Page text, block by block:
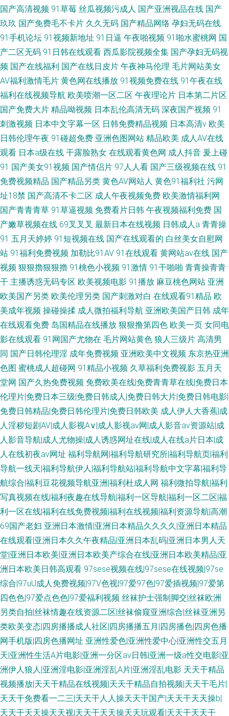
国产高清视频 91草莓 丝瓜视频污成人 国产亚洲视品在线 国产
玖玖 国产免费毛不卡片 久久无码 国产精品网络 孕妇无码在线
91手机论坛 91视频新地址 91日逼 午夜啪视频 91啪水蜜桃网 国
产二区无码 91日韩在线观看 西瓜影院视频全集 国产孕妇无码视
频 国产在线福利 国产在线日皮片 午夜神马伦理 毛片网站美女
AV福利激情毛片 黄色网在线播放 91视频免费在线 91午夜在线
福利在线视频导航 欧美喷潮一区二区 午夜理论片 日本第二片区
国产免费大片 精品呦视频 日本乱伦高清无码 深夜国产视频 91
刺激视频 日本中文字幕一区 日韩免费精品视频 日本高清v 欧美
日韩伦理午夜 91碰超免费 亚洲色图网站 精品欧美 成人AV在线
观看 日本a级在线 干露脸熟女 在线观看黄色网 成人抖音 爰上碰
91 国产美女91视频 国产情侣片 97人人看 国产三级视频在线 91
免费视频精品 国产精品另类 黄色AV网站人 黄色91福利社 污网
址18禁 国产高清不卡二区 成人午夜视频免费 欧美激情福利网
国产青青青草 91草逼视频 免费看片日韩 午夜视频福利免费 国
产嫩草视频在线 69叉叉叉 最新日本在线视频 日韩成人a 青青操
91 五月天婷婷 91短视频在线 国产在线观看的 白丝美女自慰网
站 91福利免费视频 加勒比91AV 91在线观看 黄网站av在线 国产
视频 狠狠擼狠狠擼 91桃色小视频 91激情 91干啪啪 青青操青青
干 主播诱惑无码专区 欧美视频电影 91播放 麻豆桃色网站 亚洲
欧美国产另类 欧美伦理另类 国产刺激对白 在线观看91精品 欧
美成年视频 操碰操揉 成人微拍福利导航 亚洲欧美国产日韩 成年
在线观看免费 岛国精品在线播放 狠狠撸第四色 欧美一页 女同电
影在线观看 91网国产尤物在 毛片网站黄色 狼人三级片 高清男
同 国产日韩伦理淫 成年免费视频 亚洲欧美中文视频 东京热亚洲
色图 蜜桃成人超碰网 91精品小视频 久草福利免费视影 五月天
堂网 国产久热免费视频 免费欧美在线|免费青青草在线|免费日本
伦理片|免费日本三级|免费日韩成人|免费日韩大片|免费日韩电影|
免费日韩精品|免费日韩伦理片|免费日韩欧美 成人伊人大香蕉|成
人淫秽短剧AV|成人影视A∨|成人影视av网|成人影音av资源站|成
人影音导航|成人尤物操|成人诱惑网址在线|成人在线a片日本|成
人在线初夜av网址 福利导航网|福利导航研究所|福利导航页|福利
导航一线天|福利导航伊人|福利导航站|福利导航中文字幕|福利导
航综合|福利豆花视频导航亚洲|福利杜成人网 福利微拍导航|福利
写真视频在线|福利夜趣在线导航|福利一区导航|福利一区二区|福
利一区在线|福利在线免费视频|福利在线视频|福利资源导航|高潮
69国产老妇 亚洲日本激情|亚洲日本精品久久久久|亚洲日本精品
在线观看|亚洲日本久久午夜精品|亚洲日本乱码|亚洲日本男人天
堂|亚洲日本欧美|亚洲日本欧美产综合在线|亚洲日本欧美精品|亚
洲日本欧美日韩高观看 97sese视频在线|97sese在线视频|97se
综合|97uU成人免费视频|97V色视|97爱97色|97爱插视频|97爱第
四色色|97爱点色色|97爱福利视频 丝袜护士强制脚交|丝袜欧洲
另类自拍|丝袜情趣在线资源二区|丝袜偷窥亚洲综合|丝袜亚洲另
类欧美变态|四房播播成人社区|四房播播五月|四房播色|四房色播
网手机版|四房色播网址 亚洲性爱色|亚洲性爱中心|亚洲性交五月
天|亚洲性生活A片电影|亚洲一分区av日韩|亚洲一级a性交电影|亚
洲伊人狼人|亚洲淫电影|亚洲淫乱A片|亚洲淫乱电影 天天干精品
视频播放|天天干精品在线视频|天天干精品自拍视频|天天干毛片|
天天干免费看一二三|天天干人人操天天干国产|天天干天天操b|
天天干天天操天天视|天天干天天操天天玩观看|天天干天天干